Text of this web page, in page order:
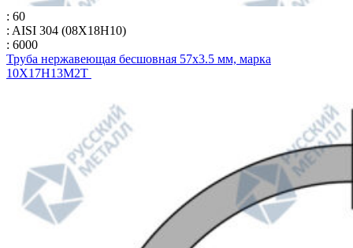
: 60
: AISI 304 (08Х18Н10)
: 6000
Труба нержавеющая бесшовная 57х3.5 мм, марка
10Х17Н13М2Т